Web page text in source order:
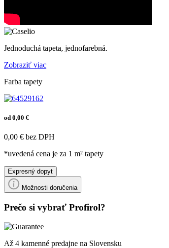
Jednoduchá tapeta, jednofarebná.
Zobraziť viac
Farba tapety
od 0,00 €
0,00 € bez DPH
*uvedená cena je za 1 m² tapety
Expresný dopyt
Možnosti doručenia
Prečo si vybrať Profirol?
Až 4 kamenné predajne na Slovensku